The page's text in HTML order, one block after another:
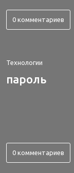
0 комментариев
Технологии
пароль
0 комментариев